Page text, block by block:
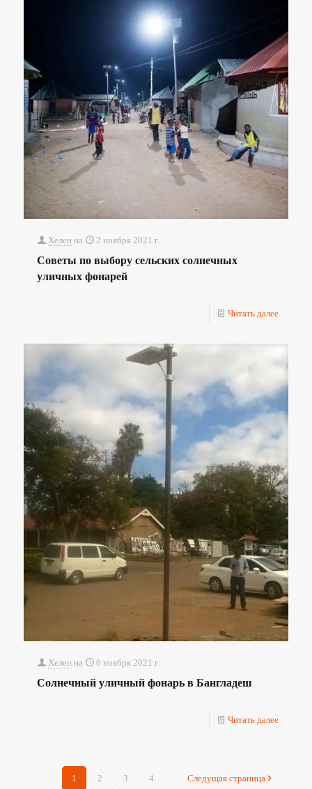
Хелен на 2 ноября 2021 г.
Советы по выбору сельских солнечных
уличных фонарей
Читать далее
Хелен на 6 ноября 2021 г.
Солнечный уличный фонарь в Бангладеш
Читать далее
1 2 3 4 Следущая страница